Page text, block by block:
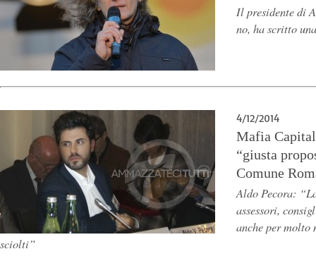
Il presidente di
no, ha scritto
4/12/2014
Mafia
“giusta
Comune
Aldo Pecora:
assessori,
anche per molto
sciolti”